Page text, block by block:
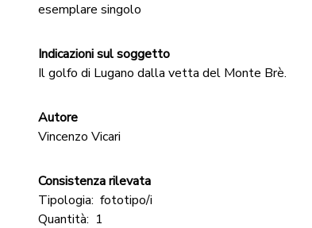
esemplare singolo
Indicazioni sul soggetto
Il golfo di Lugano dalla vetta del Monte Brè.
Autore
Vincenzo Vicari
Consistenza rilevata
Tipologia: fototipo/i
Quantità: 1